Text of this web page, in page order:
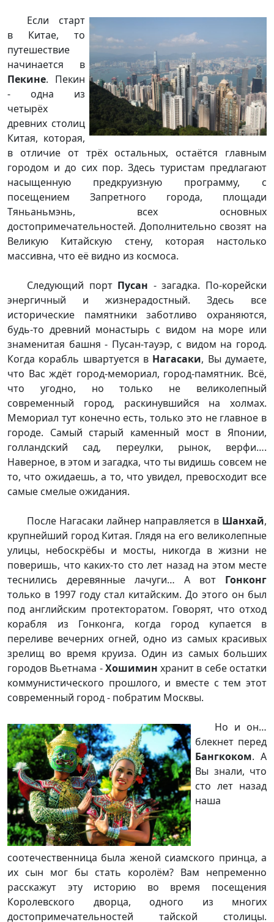
Если старт
в Китае, то
путешествие
начинается в
Пекине. Пекин
- одна из
четырёх
древних столиц
Китая, которая,
в отличие от трёх остальных, остаётся главным
городом и до сих пор. Здесь туристам предлагают
насыщенную предкруизную программу, с
посещением Запретного города, площади
Тяньаньмэнь, всех основных
достопримечательностей. Дополнительно свозят на
Великую Китайскую стену, которая настолько
массивна, что её видно из космоса.
Следующий порт Пусан - загадка. По-корейски
энергичный и жизнерадостный. Здесь все
исторические памятники заботливо охраняются,
будь-то древний монастырь с видом на море или
знаменитая башня - Пусан-тауэр, с видом на город.
Когда корабль швартуется в Нагасаки, Вы думаете,
что Вас ждёт город-мемориал, город-памятник. Всё,
что угодно, но только не великолепный
современный город, раскинувшийся на холмах.
Мемориал тут конечно есть, только это не главное в
городе. Самый старый каменный мост в Японии,
голландский сад, переулки, рынок, верфи….
Наверное, в этом и загадка, что ты видишь совсем не
то, что ожидаешь, а то, что увидел, превосходит все
самые смелые ожидания.
После Нагасаки лайнер направляется в Шанхай,
крупнейший город Китая. Глядя на его великолепные
улицы, небоскрёбы и мосты, никогда в жизни не
поверишь, что каких-то сто лет назад на этом месте
теснились деревянные лачуги… А вот Гонконг
только в 1997 году стал китайским. До этого он был
под английским протекторатом. Говорят, что отход
корабля из Гонконга, когда город купается в
переливе вечерних огней, одно из самых красивых
зрелищ во время круиза. Один из самых больших
городов Вьетнама -Хошимин хранит в себе остатки
коммунистического прошлого, и вместе с тем этот
современный город - побратим Москвы.
Но и он…
блекнет перед
Бангкоком. А
Вы знали, что
сто лет назад
наша
соотечественница была женой сиамского принца, а
их сын мог бы стать королём? Вам непременно
расскажут эту историю во время посещения
Королевского дворца, одного из многих
достопримечательностей тайской столицы.